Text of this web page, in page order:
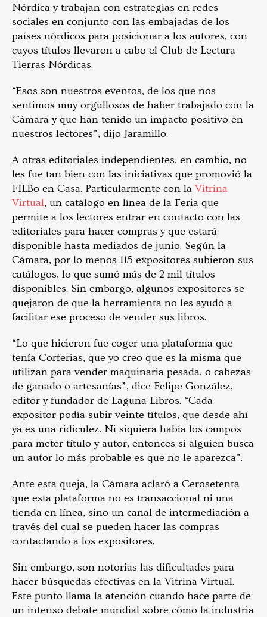
Nórdica y trabajan con estrategias en redes
sociales en conjunto con las embajadas de los
países nórdicos para posicionar a los autores, con
cuyos títulos llevaron a cabo el Club de Lectura
Tierras Nórdicas.
“Esos son nuestros eventos, de los que nos
sentimos muy orgullosos de haber trabajado con la
Cámara y que han tenido un impacto positivo en
nuestros lectores”, dijo Jaramillo.
A otras editoriales independientes, en cambio, no
les fue tan bien con las iniciativas que promovió la
FILBo en Casa. Particularmente con la Vitrina
Virtual, un catálogo en línea de la Feria que
permite a los lectores entrar en contacto con las
editoriales para hacer compras y que estará
disponible hasta mediados de junio. Según la
Cámara, por lo menos 115 expositores subieron sus
catálogos, lo que sumó más de 2 mil títulos
disponibles. Sin embargo, algunos expositores se
quejaron de que la herramienta no les ayudó a
facilitar ese proceso de vender sus libros.
“Lo que hicieron fue coger una plataforma que
tenía Corferias, que yo creo que es la misma que
utilizan para vender maquinaria pesada, o cabezas
de ganado o artesanías”, dice Felipe González,
editor y fundador de Laguna Libros. “Cada
expositor podía subir veinte títulos, que desde ahí
ya es una ridiculez. Ni siquiera había los campos
para meter título y autor, entonces si alguien busca
un autor lo más probable es que no le aparezca”.
Ante esta queja, la Cámara aclaró a Cerosetenta
que esta plataforma no es transaccional ni una
tienda en línea, sino un canal de intermediación a
través del cual se pueden hacer las compras
contactando a los expositores.
Sin embargo, son notorias las dificultades para
hacer búsquedas efectivas en la Vitrina Virtual.
Este punto llama la atención cuando hace parte de
un intenso debate mundial sobre cómo la industria